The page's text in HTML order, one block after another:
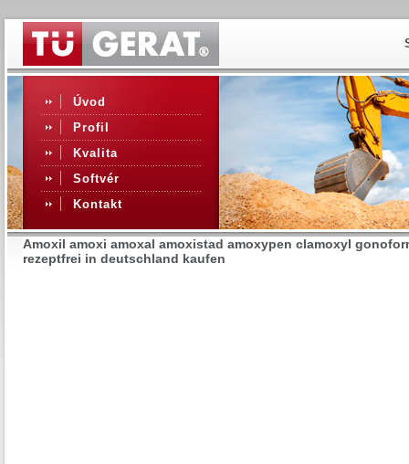
Úvod
Profil
Kvalita
Softvér
Kontakt
Amoxil amoxi amoxal amoxistad amoxypen clamoxyl
rezeptfrei in deutschland kaufen